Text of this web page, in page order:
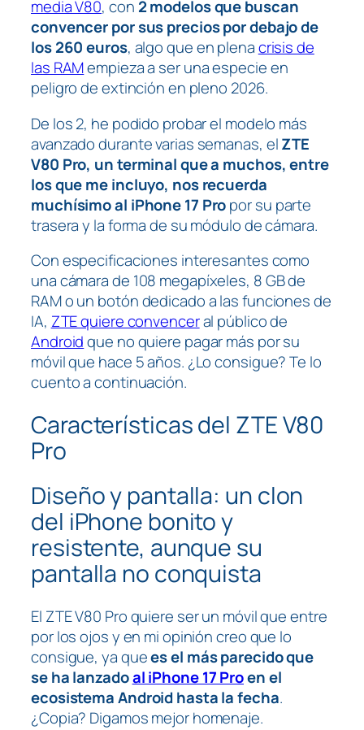
media V80, con 2 modelos que buscan
convencer por sus precios por debajo de
los 260 euros, algo que en plenacrisis de
las RAMempieza a ser una especie en
peligro de extinción en pleno 2026.
De los 2, he podido probar el modelo más
avanzado durante varias semanas, elZTE
V80 Pro, un terminal que a muchos, entre
los que me incluyo, nos recuerda
muchísimo al iPhone 17 Propor su parte
trasera y la forma de su módulo de cámara.
Con especificaciones interesantes como
una cámara de 108 megapíxeles, 8 GB de
RAM o un botón dedicado a las funciones de
IA, ZTE quiere convenceral público de
Androidque no quiere pagar más por su
móvil que hace 5 años. ¿Lo consigue? Te lo
cuento a continuación.
Características del ZTE V80
Pro
Diseño y pantalla: un clon
del iPhone bonito y
resistente, aunque su
pantalla no conquista
El ZTE V80 Pro quiere ser un móvil que entre
por los ojos y en mi opinión creo que lo
consigue, ya quees el más parecido que
se ha lanzadoal iPhone 17 Proen el
ecosistema Android hasta la fecha.
¿Copia? Digamos mejor homenaje.